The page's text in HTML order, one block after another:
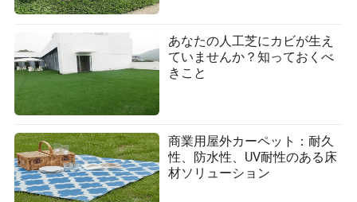
あなたの人工芝にカビが生え
ていませんか？知っておくべ
きこと
商業用屋外カーペット：耐久
性、防水性、UV耐性のある床
材ソリューション